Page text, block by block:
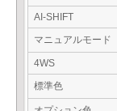
AI-SHIFT
マニュアルモード
4WS
標準色